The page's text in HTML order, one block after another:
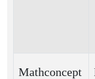
Mathconcept